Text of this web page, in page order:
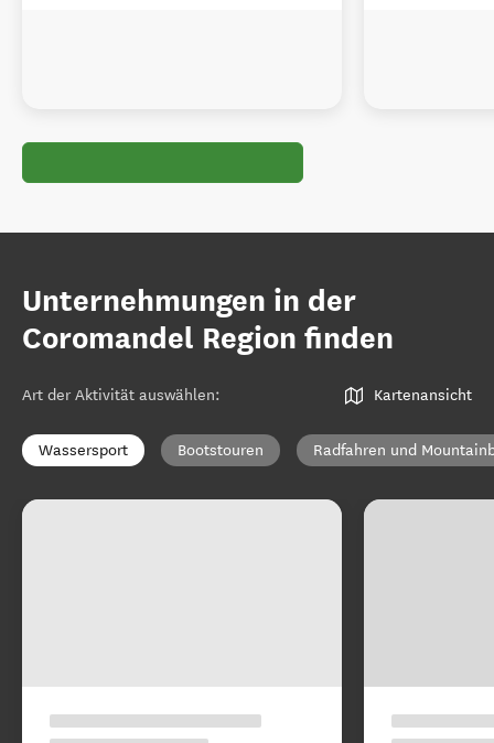
Unternehmungen in der
Coromandel Region finden
Art der Aktivität auswählen: Kartenansicht
Wassersport Bootstouren Radfahren und